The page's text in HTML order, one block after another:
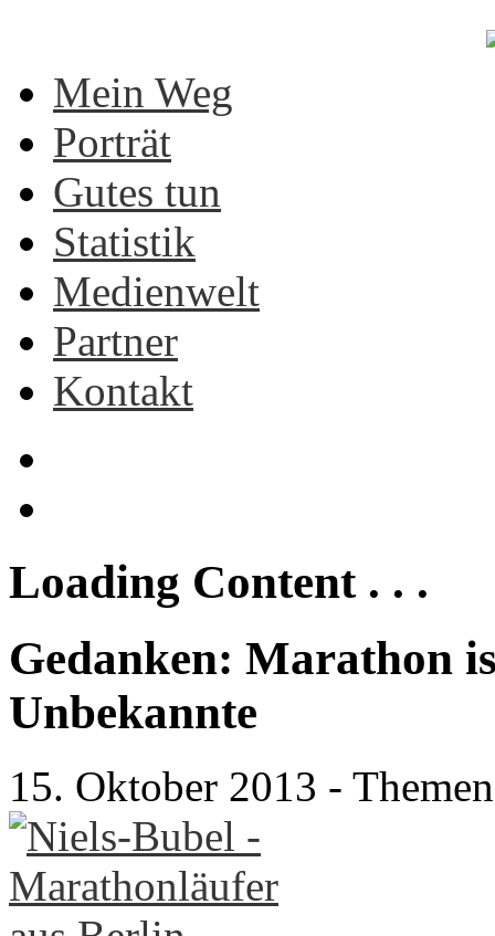
Mein Weg
Porträt
Gutes tun
Statistik
Medienwelt
Partner
Kontakt
Loading Content . . .
Gedanken: Marathon
Unbekannte
15. Oktober 2013 -